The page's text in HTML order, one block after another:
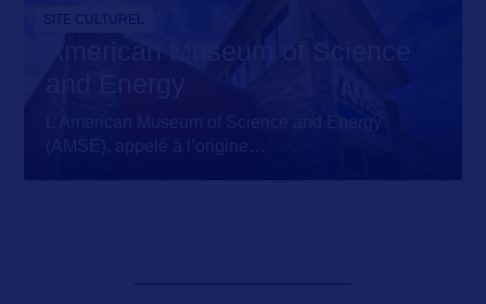
SITE CULTUREL
American Museum of Science
L’American Museum of Science and Energy
(AMSE), appelé à l’origine